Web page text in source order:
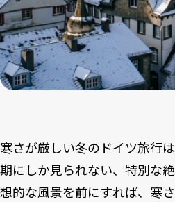
寒さが厳しい冬のドイツ旅行
期にしか見られない、特別な
想的な風景を前にすれば、寒